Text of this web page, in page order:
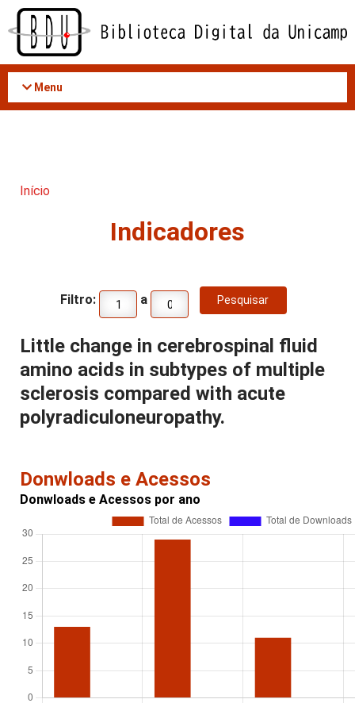
Acessar
conteúdo
Menu
Início
Indicadores
Filtro: a
Little change in cerebrospinal fluid
amino acids in subtypes of multiple
sclerosis compared with acute
polyradiculoneuropathy.
Donwloads e Acessos
Donwloads e Acessos por ano